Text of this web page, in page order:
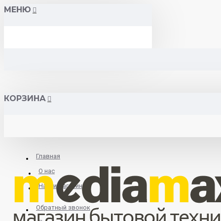
МЕНЮ
КОРЗИНА
Главная
О нас
Найти магазин
Обратный звонок